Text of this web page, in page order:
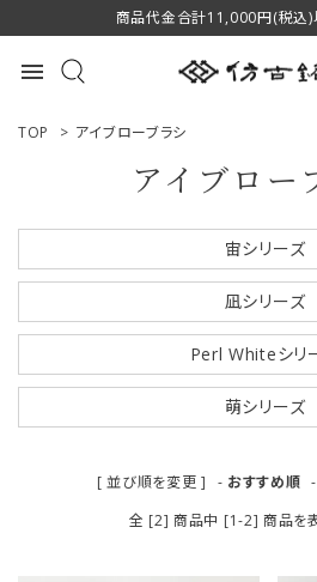
商品代金合計11,000円(税込)
menu
ACCOUNT MENU
ログイン 新規会員登
商品一覧
私たちについて
TOP > アイブローブラシ
アイブロー
宙シリーズ
凪シリーズ
Perl Whiteシリ
萌シリーズ
[ 並び順を変更 ] - おすすめ順 -
全 [2] 商品中 [1-2] 商品を